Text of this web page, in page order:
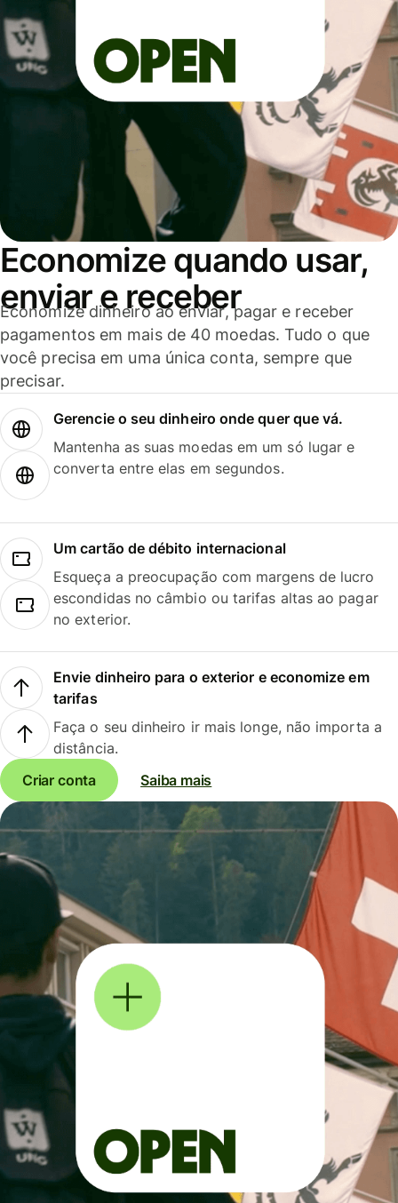
Economize quando usar,
enviar e receber
Economize dinheiro ao enviar, pagar e receber
pagamentos em mais de 40 moedas. Tudo o que
você precisa em uma única conta, sempre que
precisar.
Gerencie o seu dinheiro onde quer que vá.
Mantenha as suas moedas em um só lugar e
converta entre elas em segundos.
Um cartão de débito internacional
Esqueça a preocupação com margens de lucro
escondidas no câmbio ou tarifas altas ao pagar
no exterior.
Envie dinheiro para o exterior e economize em
tarifas
Faça o seu dinheiro ir mais longe, não importa a
distância.
Criar conta
Saiba mais